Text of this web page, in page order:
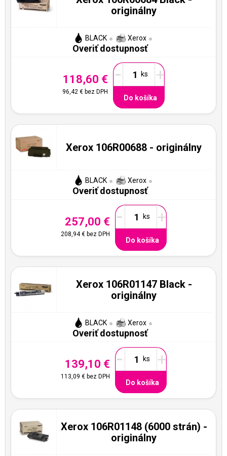
originálny
BLACK Xerox
Overiť dostupnosť
118,60 €
96,42 € bez DPH
- +
Do košíka
Xerox 106R00688 - originálny
BLACK Xerox
Overiť dostupnosť
257,00 €
208,94 €bez DPH
- +
Do košíka
Xerox 106R01147 Black -
originálny
BLACK Xerox
Overiť dostupnosť
139,10 €
113,09 €bez DPH
- +
Do košíka
Xerox 106R01148 (6000 strán) -
originálny